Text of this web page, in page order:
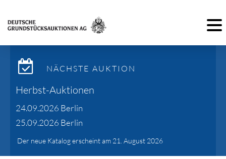
NÄCHSTE AUKTION
Herbst-Auktionen
24.09.2026 Berlin
25.09.2026 Berlin
Der neue Katalog erscheint am 21. August 2026